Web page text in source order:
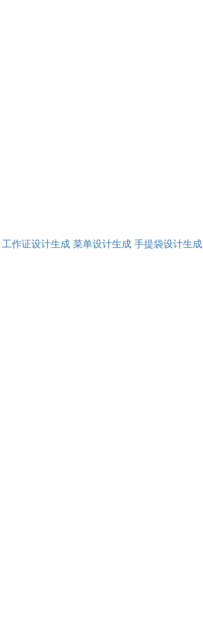
工作证设计生成 菜单设计生成 手提袋设计生成